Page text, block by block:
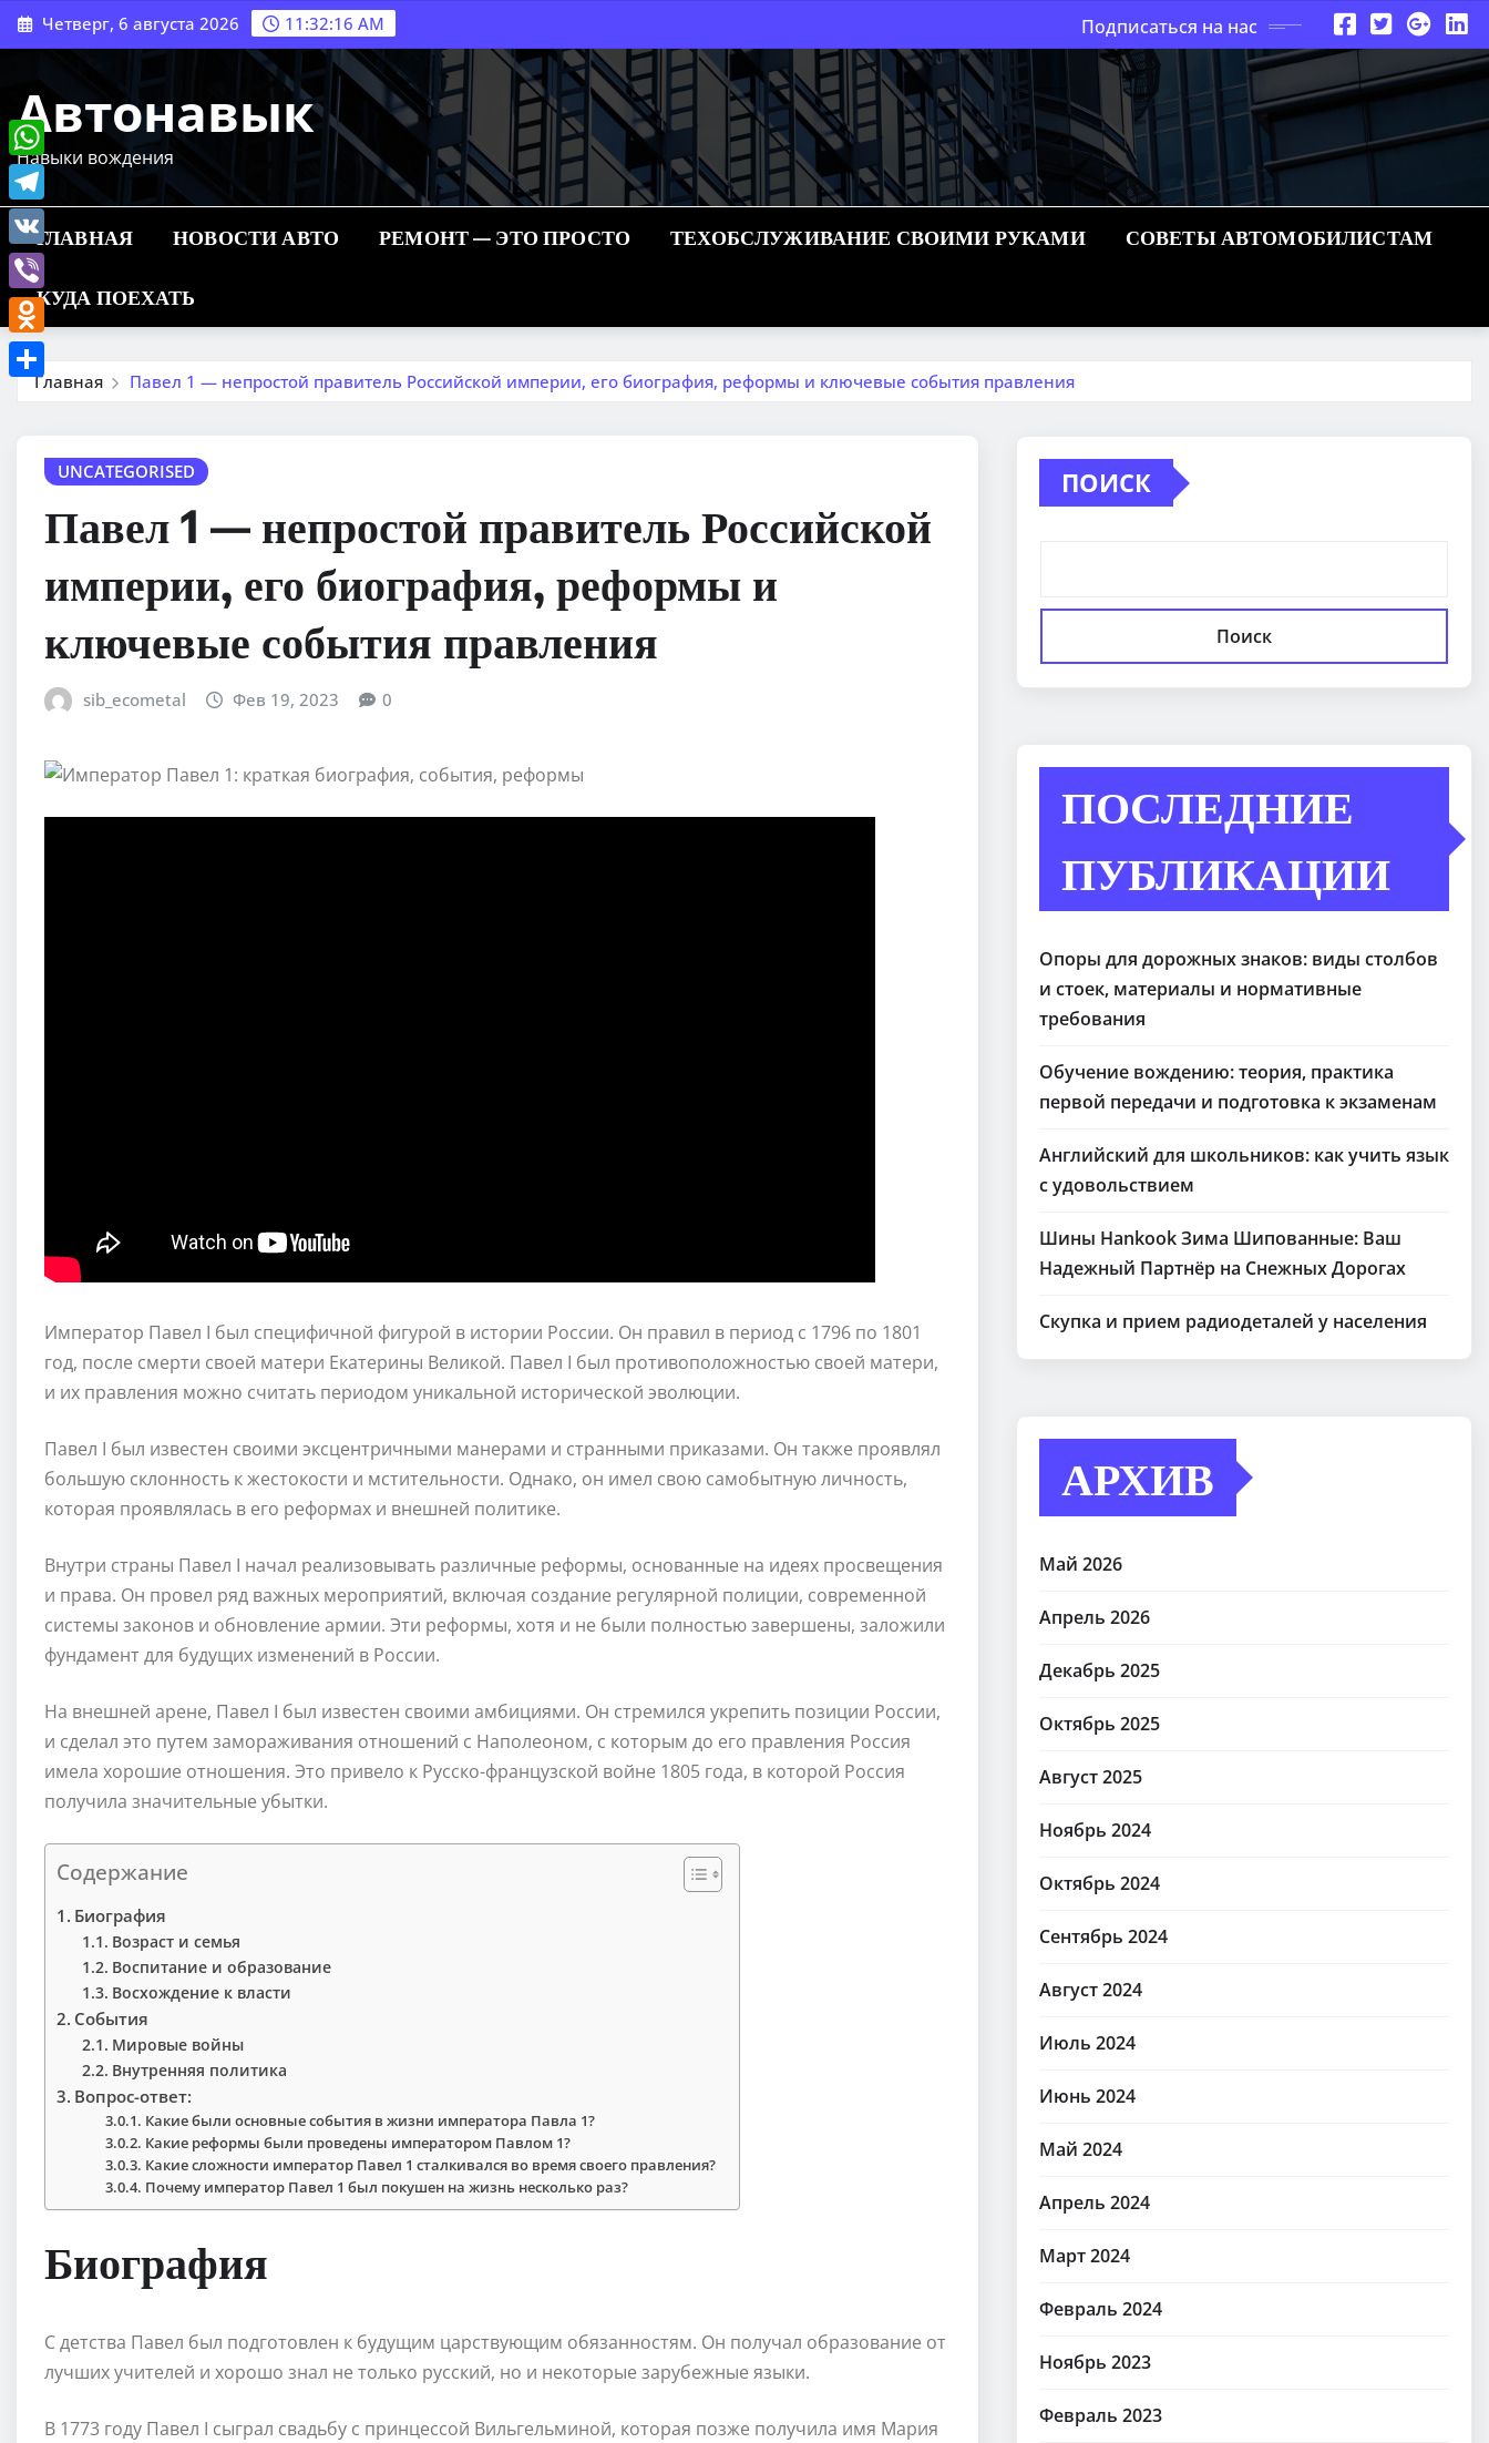
Перейти
к
Четверг, 6 августа 2026 11:32:17 AM Подписаться на нас
Автонавык
Навыки вождения
ГЛАВНАЯ НОВОСТИ АВТО РЕМОНТ — ЭТО ПРОСТО ТЕХОБСЛУЖИВАНИЕ СВОИМИ РУКАМИ СОВЕТЫ АВТОМОБИЛИСТАМ
КУДА ПОЕХАТЬ
Главная Павел 1 — непростой правитель Российской империи, его биография, реформы и ключевые события правления
UNCATEGORISED
Павел 1 — непростой правитель Российской
империи, его биография, реформы и
ключевые события правления
sib_ecometal Фев 19, 2023 0
Император Павел I был специфичной фигурой в истории России. Он правил в период с 1796 по 1801
год, после смерти своей матери Екатерины Великой. Павел I был противоположностью своей матери,
и их правления можно считать периодом уникальной исторической эволюции.
Павел I был известен своими эксцентричными манерами и странными приказами. Он также проявлял
большую склонность к жестокости и мстительности. Однако, он имел свою самобытную личность,
которая проявлялась в его реформах и внешней политике.
Внутри страны Павел I начал реализовывать различные реформы, основанные на идеях просвещения
и права. Он провел ряд важных мероприятий, включая создание регулярной полиции, современной
системы законов и обновление армии. Эти реформы, хотя и не были полностью завершены, заложили
фундамент для будущих изменений в России.
На внешней арене, Павел I был известен своими амбициями. Он стремился укрепить позиции России,
и сделал это путем замораживания отношений с Наполеоном, с которым до его правления Россия
имела хорошие отношения. Это привело к Русско-французской войне 1805 года, в которой Россия
получила значительные убытки.
Содержание
Биография
Возраст и семья
Воспитание и образование
Восхождение к власти
События
Мировые войны
Внутренняя политика
Вопрос-ответ:
Какие были основные события в жизни императора Павла 1?
Какие реформы были проведены императором Павлом 1?
Какие сложности император Павел 1 сталкивался во время своего правления?
Почему император Павел 1 был покушен на жизнь несколько раз?
Биография
С детства Павел был подготовлен к будущим царствующим обязанностям. Он получал образование от
лучших учителей и хорошо знал не только русский, но и некоторые зарубежные языки.
В 1773 году Павел I сыграл свадьбу с принцессой Вильгельминой, которая позже получила имя Мария
ПОИСК
Поиск
ПОСЛЕДНИЕ
ПУБЛИКАЦИИ
Опоры для дорожных знаков: виды столбов
и стоек, материалы и нормативные
требования
Обучение вождению: теория, практика
первой передачи и подготовка к экзаменам
Английский для школьников: как учить язык
с удовольствием
Шины Hankook Зима Шипованные: Ваш
Надежный Партнёр на Снежных Дорогах
Скупка и прием радиодеталей у населения
АРХИВ
Май 2026
Апрель 2026
Декабрь 2025
Октябрь 2025
Август 2025
Ноябрь 2024
Октябрь 2024
Сентябрь 2024
Август 2024
Июль 2024
Июнь 2024
Май 2024
Апрель 2024
Март 2024
Февраль 2024
Ноябрь 2023
Февраль 2023
WhatsApp
Telegram
VK
Viber
Odnoklassniki
Отправить